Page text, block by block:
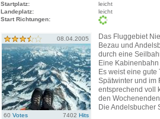
Startplatz:
leicht
Landeplatz:
leicht
Start Richtungen:
08.04.2005
60 Votes 7402 Hits
Das Fluggebiet
Bezau und
durch eine
Eine
Es weist eine gute
Spätwinter und im
entsprechend voll
den
Die Andelsbucher